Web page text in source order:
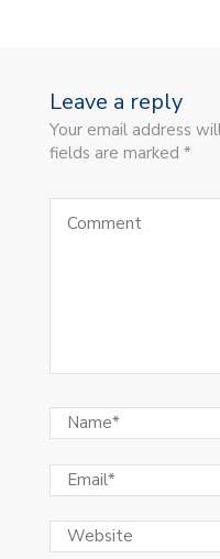
Leave a reply
Your email address
fields are marked *